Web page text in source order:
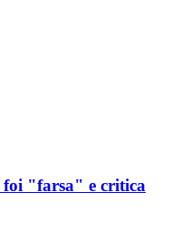
"farsa" e critica